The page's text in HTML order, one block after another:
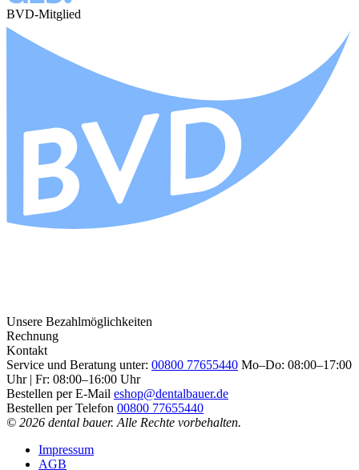
BVD-Mitglied
Unsere Bezahlmöglichkeiten
Rechnung
Kontakt
Service und Beratung unter: 00800 77655440 Mo–Do: 08:00–17:00
Uhr | Fr: 08:00–16:00 Uhr
Bestellen per E-Mail eshop@dentalbauer.de
Bestellen per Telefon 00800 77655440
© 2026 dental bauer. Alle Rechte vorbehalten.
Impressum
AGB